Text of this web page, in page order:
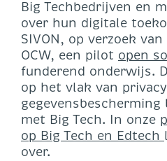
Big Techbedrijven en
over hun digitale
SIVON, op verzoek
OCW, een pilot open
funderend onderwijs.
op het vlak van
gegevensbescherming
met Big Tech. In onze
op Big Tech en Edtech
over.